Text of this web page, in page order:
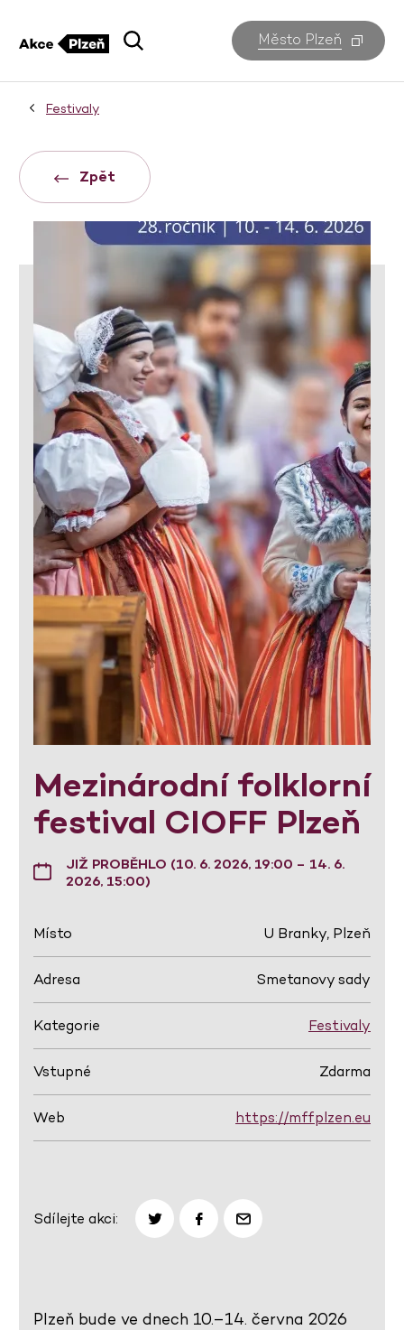
Město Plzeň
Festivaly
Zpět
Mezinárodní folklorní
festival CIOFF Plzeň
JIŽ PROBĚHLO (10. 6. 2026, 19:00 – 14. 6.
2026, 15:00)
Místo U Branky, Plzeň
Adresa Smetanovy sady
Kategorie Festivaly
Vstupné Zdarma
Web https://mffplzen.eu
Sdílejte akci:
Plzeň bude ve dnech 10.–14. června 2026